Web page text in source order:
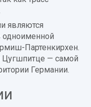
являются
Партенкирхен.
Цугшпитце — самой
Германии.